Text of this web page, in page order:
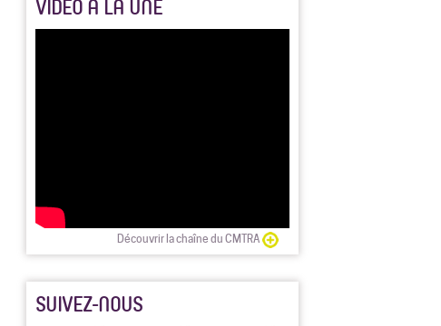
VIDÉO À LA UNE
Découvrir la chaîne du CMTRA
SUIVEZ-NOUS